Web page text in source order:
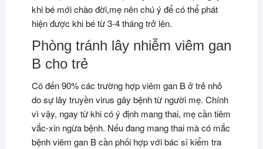
khi bé mới chào đời,mẹ nên chú ý để có thể phát
hiện được khi bé từ 3-4 tháng trở lên.
Phòng tránh lây nhiễm viêm gan
B cho trẻ
Có đến 90% các trường hợp viêm gan B ở trẻ nhỏ
do sự lây truyền virus gây bệnh từ người mẹ. Chính
vì vậy, ngay từ khi có ý định mang thai, mẹ cần tiêm
vắc-xin ngừa bệnh. Nếu đang mang thai mà có mắc
bệnh viêm gan B cần phối hợp với bác sĩ kiểm tra